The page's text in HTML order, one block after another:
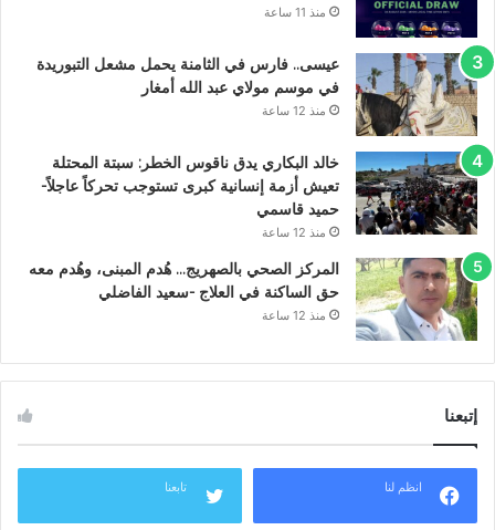
منذ 11 ساعة
عيسى.. فارس في الثامنة يحمل مشعل التبوريدة
في موسم مولاي عبد الله أمغار
منذ 12 ساعة
خالد البكاري يدق ناقوس الخطر: سبتة المحتلة
تعيش أزمة إنسانية كبرى تستوجب تحركاً عاجلاً-
حميد قاسمي
منذ 12 ساعة
المركز الصحي بالصهريج… هُدم المبنى، وهُدم معه
حق الساكنة في العلاج -سعيد الفاضلي
منذ 12 ساعة
إتبعنا
انظم لنا تابعنا